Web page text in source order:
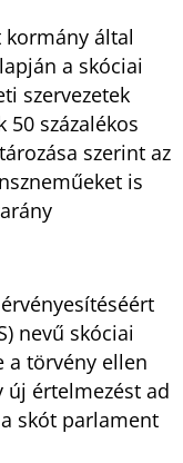
kormány által
a skóciai
szervezetek
százalékos
szerint az
is
nevű skóciai
a törvény ellen
új értelmezést ad
skót parlament